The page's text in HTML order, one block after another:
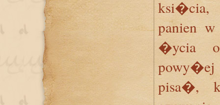
ksi�cia,
panien
�ycia
powy�ej
pisa�,